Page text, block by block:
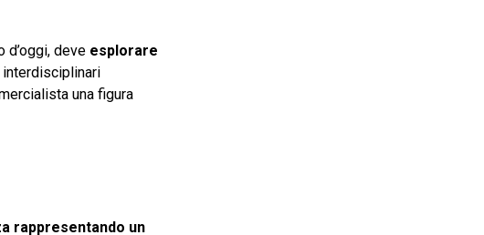
d’oggi, deve esplorare
una figura
rappresentando un